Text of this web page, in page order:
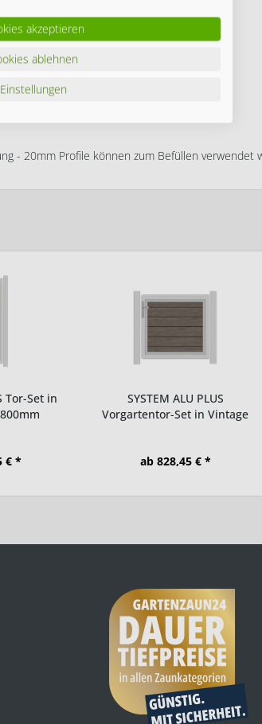
- 20mm Profile können zum Befüllen verwendet
Tor-Set in
€ *
SYSTEM ALU PLUS
Vorgartentor-Set in Vintage
ab 828,45 € *
akzeptieren
ablehnen
Einstellungen